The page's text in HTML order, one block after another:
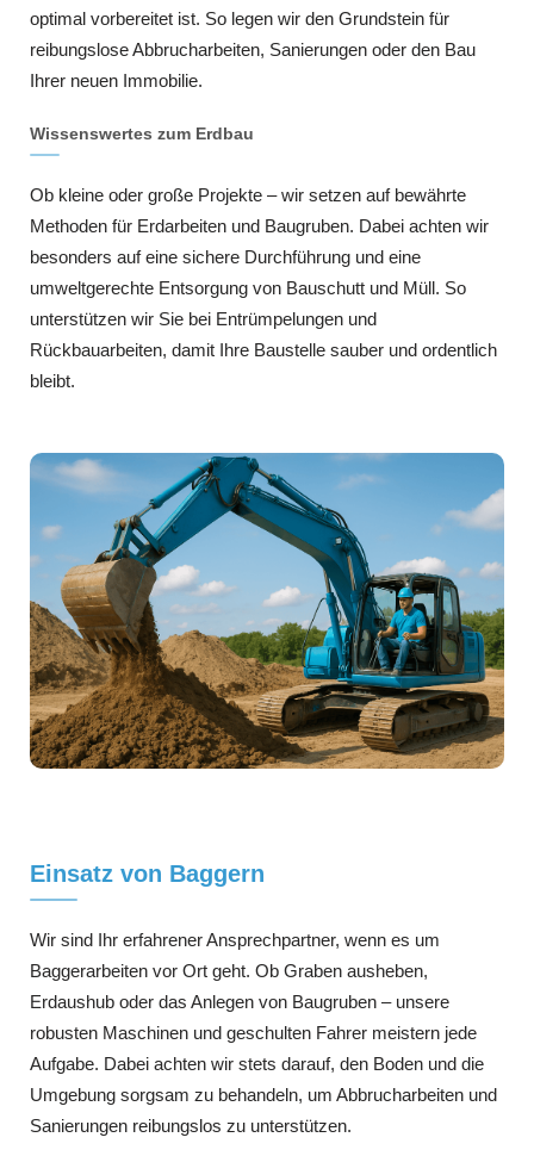
optimal vorbereitet ist. So legen wir den Grundstein für
reibungslose Abbrucharbeiten, Sanierungen oder den Bau
Ihrer neuen Immobilie.
Wissenswertes zum Erdbau
Ob kleine oder große Projekte – wir setzen auf bewährte
Methoden für Erdarbeiten und Baugruben. Dabei achten wir
besonders auf eine sichere Durchführung und eine
umweltgerechte Entsorgung von Bauschutt und Müll. So
unterstützen wir Sie bei Entrümpelungen und
Rückbauarbeiten, damit Ihre Baustelle sauber und ordentlich
bleibt.
Einsatz von Baggern
Wir sind Ihr erfahrener Ansprechpartner, wenn es um
Baggerarbeiten vor Ort geht. Ob Graben ausheben,
Erdaushub oder das Anlegen von Baugruben – unsere
robusten Maschinen und geschulten Fahrer meistern jede
Aufgabe. Dabei achten wir stets darauf, den Boden und die
Umgebung sorgsam zu behandeln, um Abbrucharbeiten und
Sanierungen reibungslos zu unterstützen.